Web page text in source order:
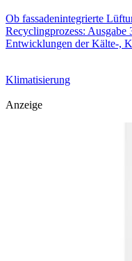
Ob fassadenintegrierte
Recyclingprozess:
Entwicklungen der Kälte-,
Klimatisierung
Anzeige